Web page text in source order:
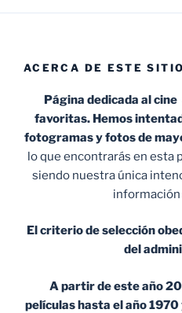
ACERCA DE ESTE SITIO
Página dedicada al
favoritas. Hemos
fotogramas y fotos de
lo que encontrarás en esta
siendo nuestra única
El criterio de selección
del
A partir de este año
películas hasta el año